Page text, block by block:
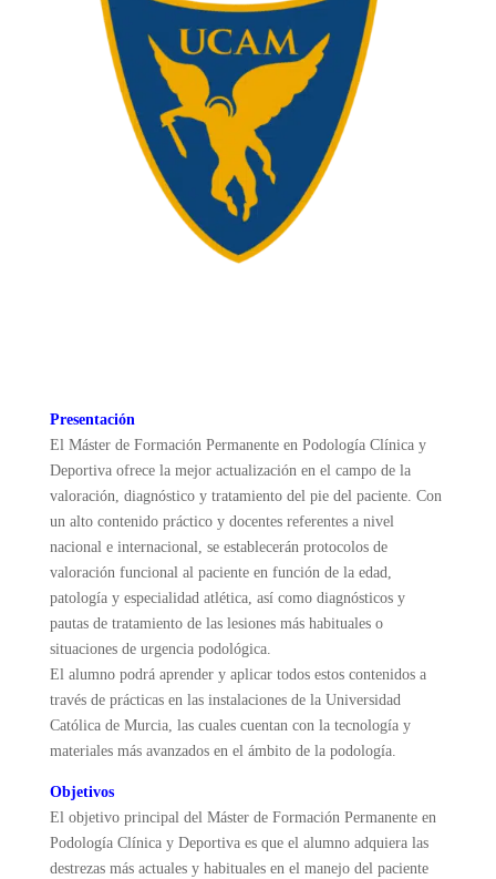
Presentación
El Máster de Formación Permanente en Podología Clínica y
Deportiva ofrece la mejor actualización en el campo de la
valoración, diagnóstico y tratamiento del pie del paciente. Con
un alto contenido práctico y docentes referentes a nivel
nacional e internacional, se establecerán protocolos de
valoración funcional al paciente en función de la edad,
patología y especialidad atlética, así como diagnósticos y
pautas de tratamiento de las lesiones más habituales o
situaciones de urgencia podológica.
El alumno podrá aprender y aplicar todos estos contenidos a
través de prácticas en las instalaciones de la Universidad
Católica de Murcia, las cuales cuentan con la tecnología y
materiales más avanzados en el ámbito de la podología.
Objetivos
El objetivo principal del Máster de Formación Permanente en
Podología Clínica y Deportiva es que el alumno adquiera las
destrezas más actuales y habituales en el manejo del paciente